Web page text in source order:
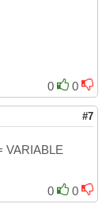
0
0
#7
VARIABLE
0
0